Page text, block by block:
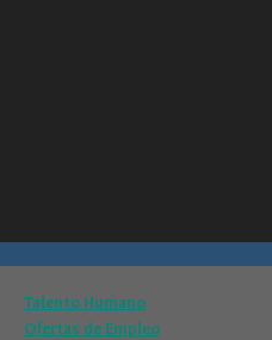
Talento Humano
Ofertas de Empleo